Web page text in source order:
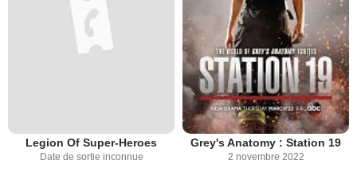
Legion Of Super-Heroes
Date de sortie inconnue
Grey's Anatomy : Station 19
2 novembre 2022